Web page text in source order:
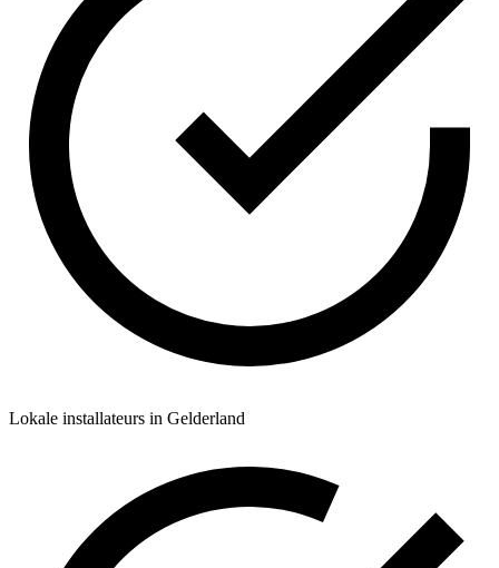
Lokale installateurs in Gelderland